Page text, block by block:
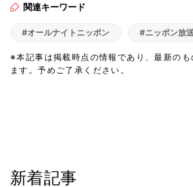
関連キーワード
#オールナイトニッポン #ニッポン放
※本記事は掲載時点の情報であり、最新のも
ます。予めご了承ください。
新着記事